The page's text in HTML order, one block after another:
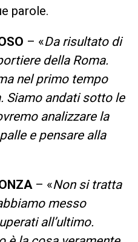
parole.
– «Da risultato di
della Roma.
nel primo tempo
Siamo andati sotto le
analizzare la
e pensare alla
– «Non si tratta
messo
all’ultimo.